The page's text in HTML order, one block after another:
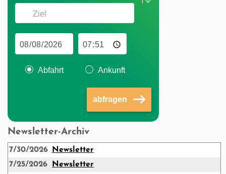
Abfahrt Ankunft
abfragen
Newsletter-Archiv
7/30/2026
Newsletter
7/25/2026
Newsletter